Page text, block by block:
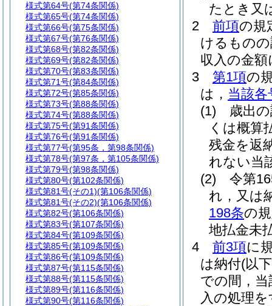
たとき又
2
前項の規
けるもの
収入の金
3
第1項の
は， 当該各
(1)
歳出
くは概算
残金を返
れない当
(2)
令第
れ，又は
198条の
地払金未
4
前3項に
は納付(以
での間，
入の処理
様式第64号(第74条関係)
様式第65号(第74条関係)
様式第66号(第75条関係)
様式第67号(第76条関係)
様式第68号(第82条関係)
様式第69号(第82条関係)
様式第70号(第83条関係)
様式第71号(第84条関係)
様式第72号(第85条関係)
様式第73号(第88条関係)
様式第74号(第88条関係)
様式第75号(第91条関係)
様式第76号(第91条関係)
様式第77号(第95条，第98条関係)
様式第78号(第97条，第105条関係)
様式第79号(第98条関係)
様式第80号(第102条関係)
様式第81号(その1)(第106条関係)
様式第81号(その2)(第106条関係)
様式第82号(第106条関係)
様式第83号(第107条関係)
様式第84号(第109条関係)
様式第85号(第109条関係)
様式第86号(第109条関係)
様式第87号(第115条関係)
様式第88号(第115条関係)
様式第89号(第116条関係)
様式第90号(第116条関係)